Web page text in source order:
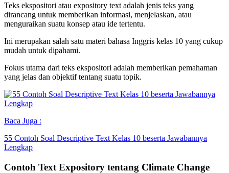
Teks ekspositori atau expository text adalah jenis teks yang
dirancang untuk memberikan informasi, menjelaskan, atau
menguraikan suatu konsep atau ide tertentu.
Ini merupakan salah satu materi bahasa Inggris kelas 10 yang cukup
mudah untuk dipahami.
Fokus utama dari teks ekspositori adalah memberikan pemahaman
yang jelas dan objektif tentang suatu topik.
Baca Juga :
55 Contoh Soal Descriptive Text Kelas 10 beserta Jawabannya
Lengkap
Contoh Text Expository tentang Climate Change